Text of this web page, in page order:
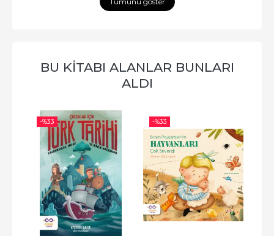
BU KITABI ALANLAR BUNLARI
ALDI
-%33 -%33